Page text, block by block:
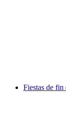
Fiestas de fin